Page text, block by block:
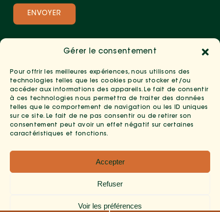
Gérer le consentement
Pour offrir les meilleures expériences, nous utilisons des
technologies telles que les cookies pour stocker et/ou
accéder aux informations des appareils. Le fait de consentir
à ces technologies nous permettra de traiter des données
telles que le comportement de navigation ou les ID uniques
sur ce site. Le fait de ne pas consentir ou de retirer son
consentement peut avoir un effet négatif sur certaines
caractéristiques et fonctions.
Accepter
Refuser
Voir les préférences
Mentions Légales
Poitiers Informatique